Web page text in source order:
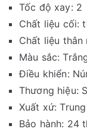
Tốc độ xay: 2
Chất liệu cối:
Chất liệu thân
Màu sắc:
Điều khiển:
Thương hiệu:
Xuất xứ:
Bảo hành: 24